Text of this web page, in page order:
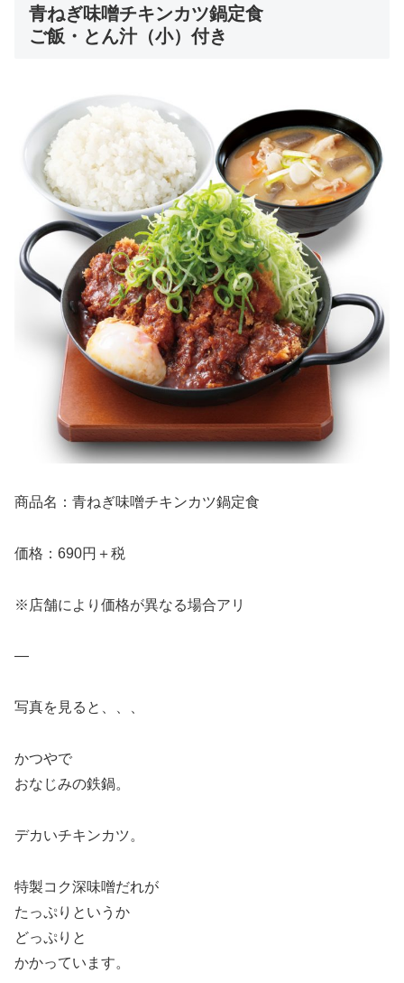
青ねぎ味噌チキンカツ鍋定食
ご飯・とん汁（小）付き
商品名：青ねぎ味噌チキンカツ鍋定食
価格：690円＋税
※店舗により価格が異なる場合アリ
—
写真を見ると、、、
かつやで
おなじみの鉄鍋。
デカいチキンカツ。
特製コク深味噌だれが
たっぷりというか
どっぷりと
かかっています。